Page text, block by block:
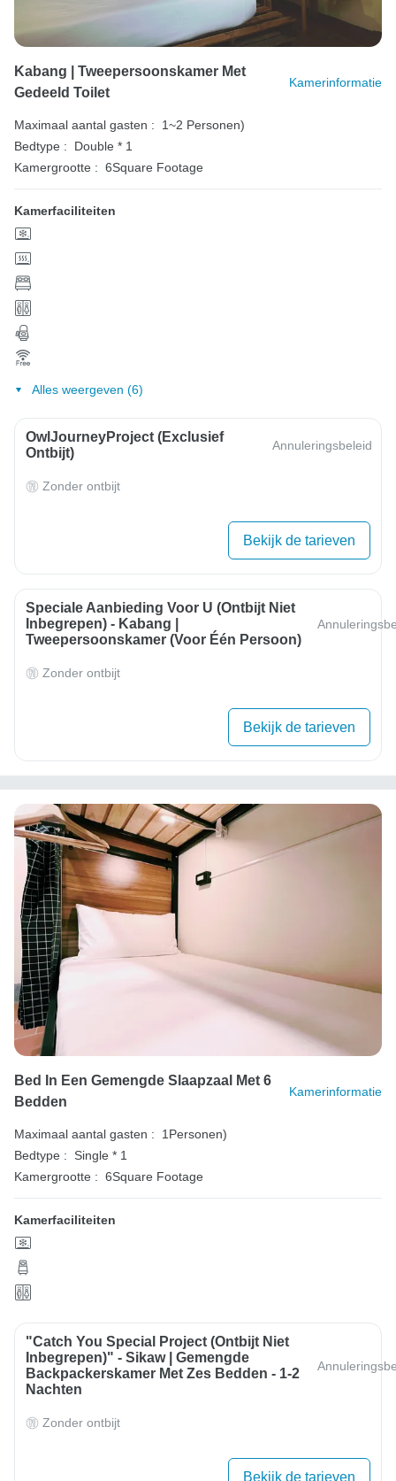
Kabang | Tweepersoonskamer Met
Gedeeld Toilet
Kamerinformatie
Maximaal aantal gasten :
1~2 Personen)
Bedtype :
Double * 1
Kamergrootte : 6Square Footage
Kamerfaciliteiten
Alles weergeven (6)
OwlJourneyProject (exclusief
Ontbijt)
Annuleringsbeleid
Zonder ontbijt
Bekijk de tarieven
Speciale Aanbieding Voor U (ontbijt Niet
Inbegrepen) - Kabang |
Tweepersoonskamer (voor Één Persoon)
Zonder ontbijt
Bekijk de tarieven
Bed In Een Gemengde Slaapzaal Met 6
Bedden
Kamerinformatie
Maximaal aantal gasten :
1Personen)
Bedtype :
Single * 1
Kamergrootte : 6Square Footage
Kamerfaciliteiten
"Catch You Special Project (Ontbijt Niet
Inbegrepen)" - Sikaw | Gemengde
Backpackerskamer Met Zes Bedden - 1-2
Nachten
Zonder ontbijt
Bekijk de tarieven